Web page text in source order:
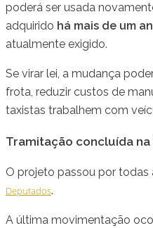
poderá ser usada
adquirido há mais de um
atualmente exigido.
Se virar lei, a mudança
frota, reduzir custos de
taxistas trabalhem com
Tramitação concluída na
O projeto passou por todas
Deputados.
A última movimentação